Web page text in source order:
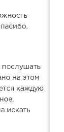
послушать
на этом
каждую
искать